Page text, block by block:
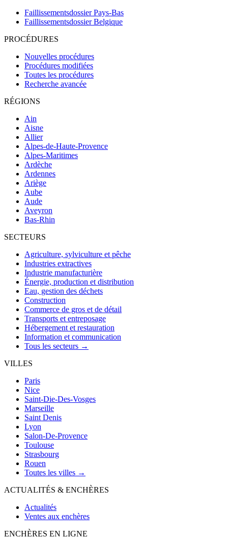
Faillissementsdossier Pays-Bas
Faillissementsdossier Belgique
PROCÉDURES
Nouvelles procédures
Procédures modifiées
Toutes les procédures
Recherche avancée
RÉGIONS
Ain
Aisne
Allier
Alpes-de-Haute-Provence
Alpes-Maritimes
Ardèche
Ardennes
Ariège
Aube
Aude
Aveyron
Bas-Rhin
SECTEURS
Agriculture, sylviculture et pêche
Industries extractives
Industrie manufacturière
Énergie, production et distribution
Eau, gestion des déchets
Construction
Commerce de gros et de détail
Transports et entreposage
Hébergement et restauration
Information et communication
Tous les secteurs →
VILLES
Paris
Nice
Saint-Die-Des-Vosges
Marseille
Saint Denis
Lyon
Salon-De-Provence
Toulouse
Strasbourg
Rouen
Toutes les villes →
ACTUALITÉS & ENCHÈRES
Actualités
Ventes aux enchères
ENCHÈRES EN LIGNE